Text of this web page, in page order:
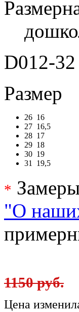
D012-32
Размер
26 16
27 16,5
28 17
29 18
30 19
31 19,5
*
"О
1150 руб.
Цена